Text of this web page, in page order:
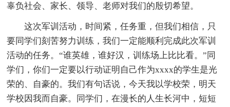
辜负社会、家长、领导、老师对我们的殷切希望。
这次军训活动，时间紧，任务重，但我们相信，只
要同学们刻苦努力训练，我们一定能顺利完成此次军训
活动的任务。“谁英雄，谁好汉，训练场上比比看。”同
学们，你们一定要以行动证明自己作为xxxx的学生是光
荣的、自豪的。我们有句话说，今天我以学校荣，明天
学校因我而自豪。同学们，在漫长的人生长河中，短短